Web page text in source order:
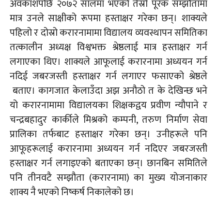
अवकाशपछि २०७२ सालमा भएको तेस्रो पूरक सम्झौतामा
मात्र उनले साक्षीको रूपमा हस्ताक्षर गरेका छन्। शाक्यले
पहिलो र दोस्रो करारनामामा विद्यालय व्यवस्थापन समितिका
तत्कालीन अध्यक्ष विश्वभक्त श्रेष्ठलाई मात्र हस्ताक्षर गर्न
लगाएका थिए। शाक्यले आफूलाई करारनामा अध्ययन गर्न
नदिई जबरजस्ती हस्ताक्षर गर्न लगाएर फसाएको श्रेष्ठले
बताए। कागजात केलाउँदा अझ अनौठो त के देखिन्छ भने
यो करारनामामा विद्यालयका शिक्षकद्वय प्रवीण न्यौपाने र
चन्द्रबहादुर कार्कीले मिश्रको कम्पनी, तरुण निर्माण सेवा
प्रालिका तर्फबाट हस्ताक्षर गरेका छन्। उनीहरूले पनि
आफूहरूलाई करारनामा अध्ययन गर्न नदिएर जबरजस्ती
हस्ताक्षर गर्न लगाइएको बताएका छन्। छानबिन समितिले
पनि तीनवटै सम्झौता (करारनामा) का मुख्य योजनाकार
शाक्य नै भएको निष्कर्ष निकालेको छ।